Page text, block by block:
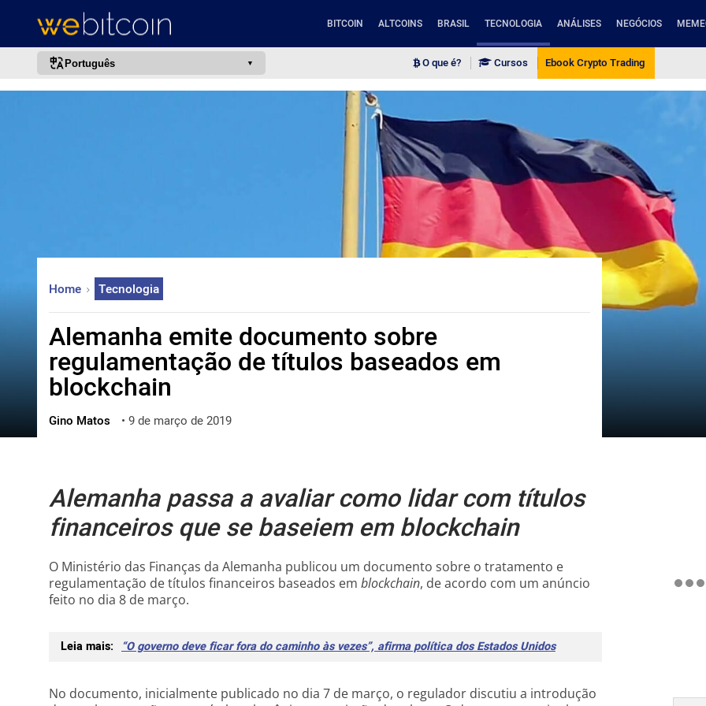
BITCOIN ALTCOINS BRASIL TECNOLOGIA ANÁLISES NEGÓCIOS
Português
русский
한국어
العربية
ไทย
ქართული
O que é? Cursos Ebook Crypto Trading
Home Tecnologia
Alemanha emite documento sobre
regulamentação de títulos baseados em
blockchain
Gino Matos • 9 de março de 2019
Alemanha passa a avaliar como lidar com títulos
financeiros que se baseiem em blockchain
O Ministério das Finanças da Alemanha publicou um documento sobre o tratamento e
regulamentação de títulos financeiros baseados em blockchain, de acordo com um anúncio
feito no dia 8 de março.
Leia mais: “O governo deve ficar fora do caminho às vezes”, afirma política dos Estados Unidos
No documento, inicialmente publicado no dia 7 de março, o regulador discutiu a introdução